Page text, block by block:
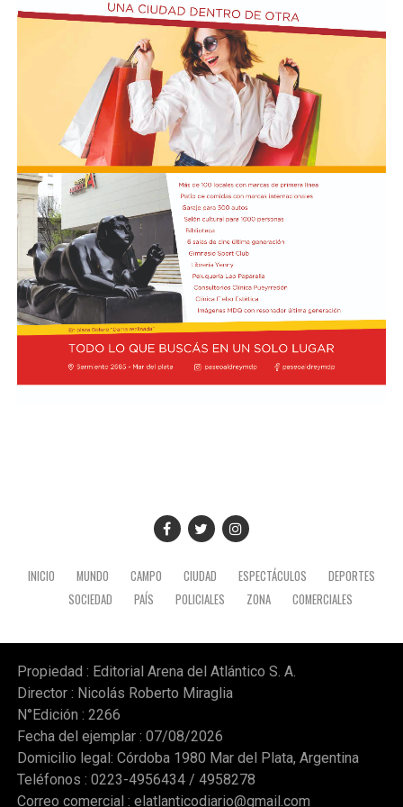
durante las últimas horas de la joven. Las autoridades
trabajan con las imágenes de las cámaras de seguridad y
los testimonios de las personas que tuvieron algún
contacto con ella antes del terrible desenlace.
El presidente Javier Milei recibió el título de Doctor
Honoris Causa.
Previamente, Milei participó del acto de juramentación
y toma de mando de la presidenta de Perú, Keiko
Fujimori, realizado en el Congreso de ese país, en el
marco de su visita oficial a Lima.
El presidente viajó acompañado por una comitiva
integrada por el canciller Pablo Quirno y la secretaria
general de la Presidencia, Karina Milei.
INICIO MUNDO CAMPO CIUDAD ESPECTÁCULOS
DEPORTES
SOCIEDAD
PAÍS POLICIALES ZONA COMERCIALES
Propiedad : Editorial Arena del Atlántico S. A.
Director : Nicolás Roberto Miraglia
N°Edición : 2266
Fecha del ejemplar : 07/08/2026
Domicilio legal: Córdoba 1980 Mar del Plata, Argentina
Teléfonos : 0223-4956434 / 4958278
Correo comercial : elatlanticodiario@gmail.com